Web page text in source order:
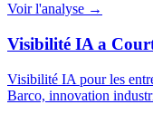
Voir l'analyse →
Visibilité IA a
Visibilité IA pour les
Barco, innovation